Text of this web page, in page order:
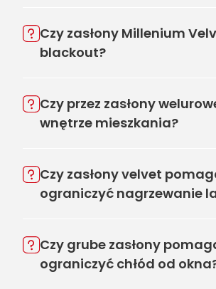
Czy zasłony Millenium
blackout?
Czy przez zasłony
wnętrze mieszkania?
Czy zasłony velvet
ograniczyć nagrzewanie
Czy grube zasłony
ograniczyć chłód od